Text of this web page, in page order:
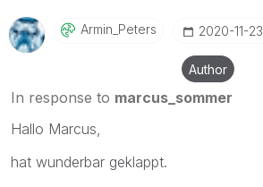
Armin_Peters ‎2020-11-23
Author
In response to marcus_sommer
Hallo Marcus,
hat wunderbar geklappt.